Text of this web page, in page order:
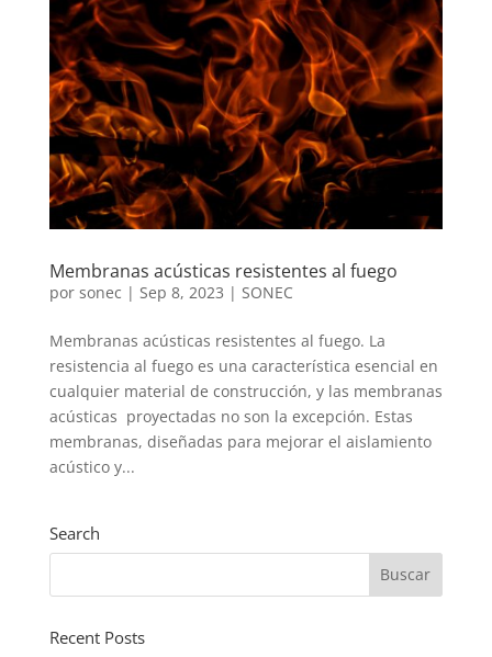
Membranas acústicas resistentes al fuego
por sonec | Sep 8, 2023 | SONEC
Membranas acústicas resistentes al fuego. La
resistencia al fuego es una característica esencial en
cualquier material de construcción, y las membranas
acústicas proyectadas no son la excepción. Estas
membranas, diseñadas para mejorar el aislamiento
acústico y...
Search
Recent Posts